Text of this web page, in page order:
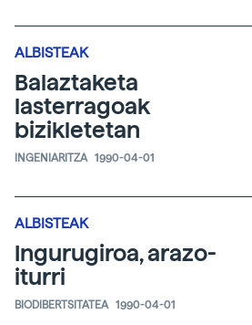
ALBISTEAK
Balaztaketa
lasterragoak
bizikletetan
INGENIARITZA 1990-04-01
ALBISTEAK
Ingurugiroa, arazo-
iturri
BIODIBERTSITATEA 1990-04-01